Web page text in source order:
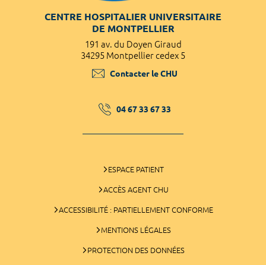
CENTRE HOSPITALIER UNIVERSITAIRE
DE MONTPELLIER
191 av. du Doyen Giraud
34295 Montpellier cedex 5
Contacter le CHU
04 67 33 67 33
ESPACE PATIENT
ACCÈS AGENT CHU
ACCESSIBILITÉ : PARTIELLEMENT CONFORME
MENTIONS LÉGALES
PROTECTION DES DONNÉES